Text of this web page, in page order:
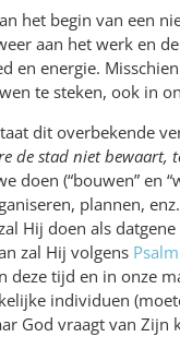
het begin van een
aan het werk en
en energie.
te steken, ook in
dit overbekende
de stad niet bewaart,
doen (“bouwen” en
plannen,
Hij doen als
zal Hij volgens
deze tijd en in onze
individuen
God vraagt van